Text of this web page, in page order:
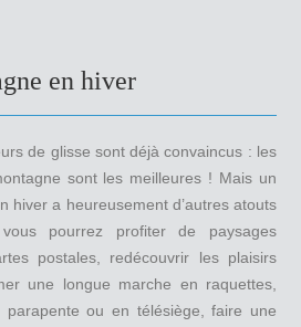
en hiver
de glisse sont déjà convaincus : les
sont les meilleures ! Mais un
hiver a heureusement d’autres atouts
pourrez profiter de paysages
postales, redécouvrir les plaisirs
une longue marche en raquettes,
parapente ou en télésiège, faire une